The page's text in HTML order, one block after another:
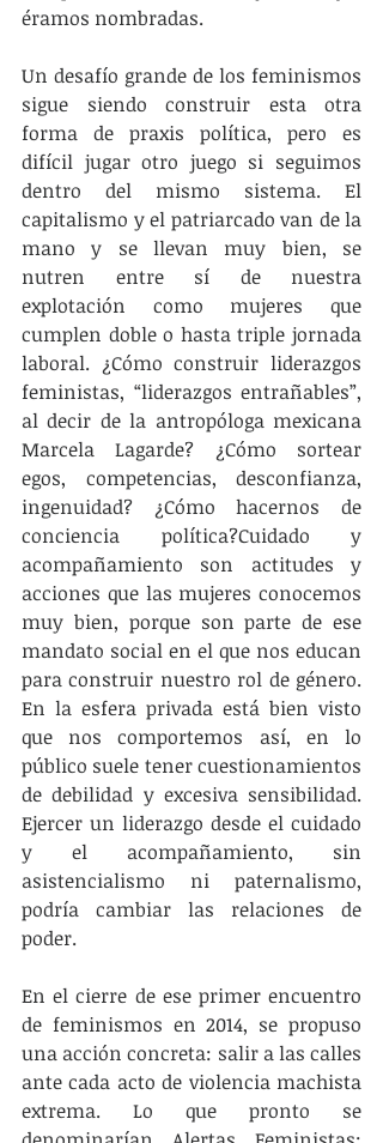
éramos nombradas.
Un desafío grande de los feminismos
sigue siendo construir esta otra
forma de praxis política, pero es
difícil jugar otro juego si seguimos
dentro del mismo sistema. El
capitalismo y el patriarcado van de la
mano y se llevan muy bien, se
nutren entre sí de nuestra
explotación como mujeres que
cumplen doble o hasta triple jornada
laboral. ¿Cómo construir liderazgos
feministas, “liderazgos entrañables”,
al decir de la antropóloga mexicana
Marcela Lagarde? ¿Cómo sortear
egos, competencias, desconfianza,
ingenuidad? ¿Cómo hacernos de
conciencia política?Cuidado y
acompañamiento son actitudes y
acciones que las mujeres conocemos
muy bien, porque son parte de ese
mandato social en el que nos educan
para construir nuestro rol de género.
En la esfera privada está bien visto
que nos comportemos así, en lo
público suele tener cuestionamientos
de debilidad y excesiva sensibilidad.
Ejercer un liderazgo desde el cuidado
y el acompañamiento, sin
asistencialismo ni paternalismo,
podría cambiar las relaciones de
poder.
En el cierre de ese primer encuentro
de feminismos en 2014, se propuso
una acción concreta: salir a las calles
ante cada acto de violencia machista
extrema. Lo que pronto se